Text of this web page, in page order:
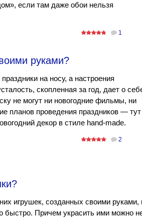
если там даже обои нельзя
1
руками?
на носу, а настроения
скопленная за год, дает о
не могут ни новогодние фильмы, ни
планов проведения праздников — тут
декор в стиле hand-made.
2
игрушек, созданных своими руками,
быстро. Причем украсить ими можно